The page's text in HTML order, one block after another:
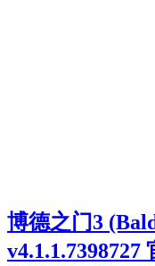
博德之门3